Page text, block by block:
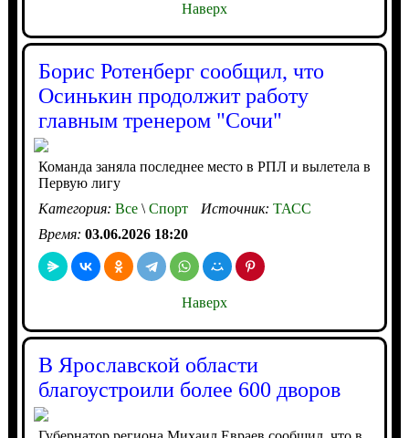
Наверх
Борис Ротенберг сообщил, что
Осинькин продолжит работу
главным тренером "Сочи"
Команда заняла последнее место в РПЛ и вылетела в
Первую лигу
Категория: Все\Спорт Источник: ТАСС
Время: 03.06.2026 18:20
Наверх
В Ярославской области
благоустроили более 600 дворов